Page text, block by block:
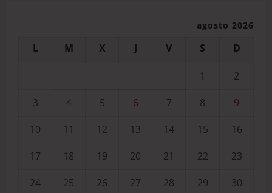
agosto 2026
L M X J V S D
1
2
3
4 5 6 7 8
9
10
11 12 13 14 15
16
17
18 19 20 21 22
23
24
25 26 27 28 29
30